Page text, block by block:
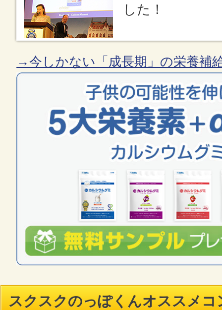
した！
→今しかない「成長期」の栄養補
スクスクのっぽくんオススメコ